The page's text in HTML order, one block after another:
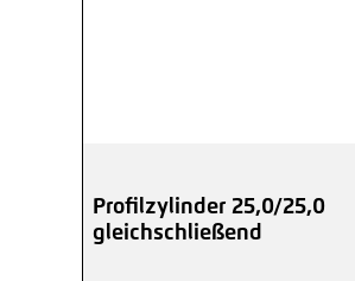
Profilzylinder 25,0/25,0
gleichschließend